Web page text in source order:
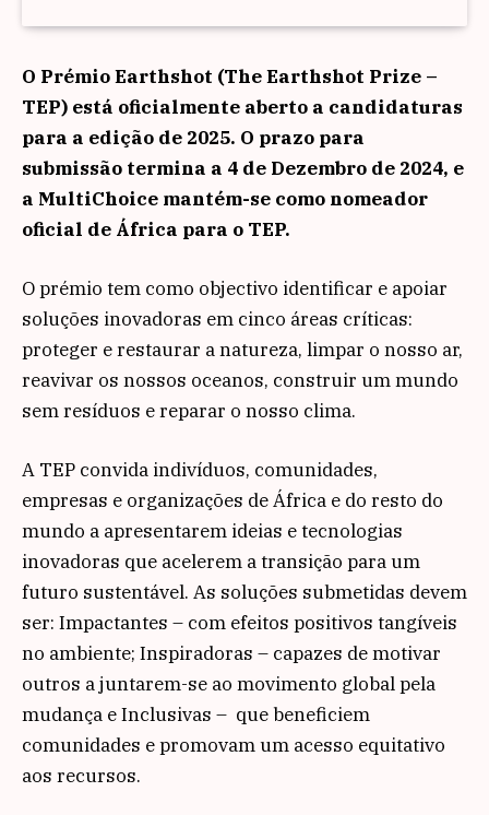
O Prémio Earthshot (The Earthshot Prize –
TEP) está oficialmente aberto a candidaturas
para a edição de 2025. O prazo para
submissão termina a 4 de Dezembro de 2024, e
a MultiChoice mantém-se como nomeador
oficial de África para o TEP.
O prémio tem como objectivo identificar e apoiar
soluções inovadoras em cinco áreas críticas:
proteger e restaurar a natureza, limpar o nosso ar,
reavivar os nossos oceanos, construir um mundo
sem resíduos e reparar o nosso clima.
A TEP convida indivíduos, comunidades,
empresas e organizações de África e do resto do
mundo a apresentarem ideias e tecnologias
inovadoras que acelerem a transição para um
futuro sustentável. As soluções submetidas devem
ser: Impactantes – com efeitos positivos tangíveis
no ambiente; Inspiradoras – capazes de motivar
outros a juntarem-se ao movimento global pela
mudança e Inclusivas – que beneficiem
comunidades e promovam um acesso equitativo
aos recursos.